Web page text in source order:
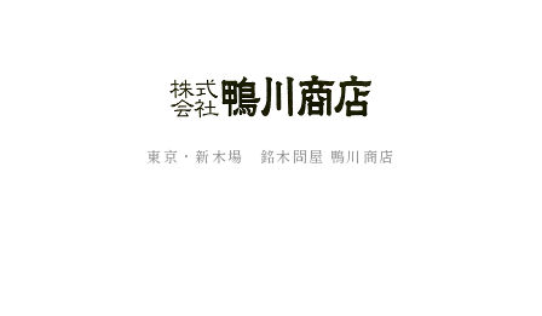
東京・新木場 銘木問屋 鴨川商店